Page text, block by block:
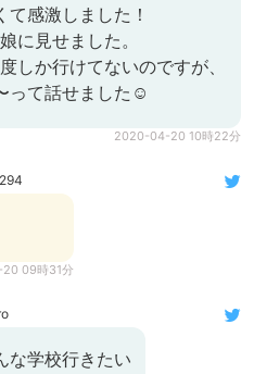
て感激しました！
に見せました。
しか行けてないのですが、
って話せました☺️
2020-04-20 10時22分
09時31分
な学校行きたい